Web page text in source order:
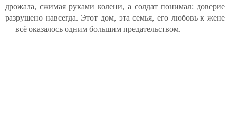
дрожала, сжимая руками колени, а солдат понимал: доверие
разрушено навсегда. Этот дом, эта семья, его любовь к жене
— всё оказалось одним большим предательством.